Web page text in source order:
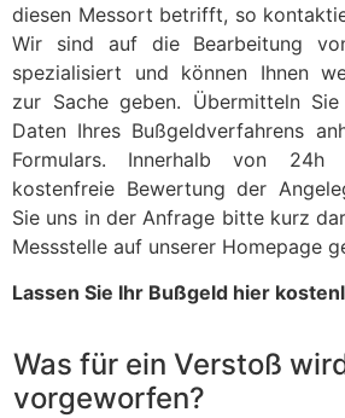
diesen Messort betrifft, so
Wir sind auf die Bearbeitung
spezialisiert und können Ihnen
zur Sache geben. Übermitteln
Daten Ihres Bußgeldverfahrens
Formulars. Innerhalb von 24h
kostenfreie Bewertung der
Sie uns in der Anfrage bitte kurz
Messstelle auf unserer Homepage
Lassen Sie Ihr Bußgeld hier
Was für ein Verstoß
vorgeworfen?